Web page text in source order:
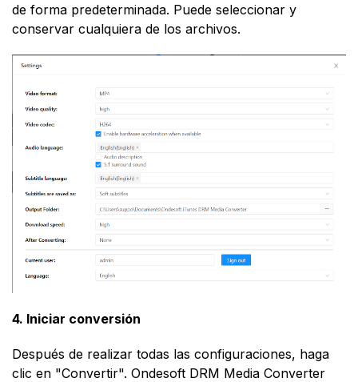
de forma predeterminada. Puede seleccionar y
conservar cualquiera de los archivos.
4. Iniciar conversión
Después de realizar todas las configuraciones, haga
clic en "Convertir". Ondesoft DRM Media Converter